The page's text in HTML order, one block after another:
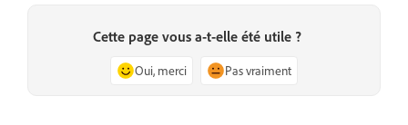
Cette page vous a-t-elle été utile ?
Oui, merci Pas vraiment